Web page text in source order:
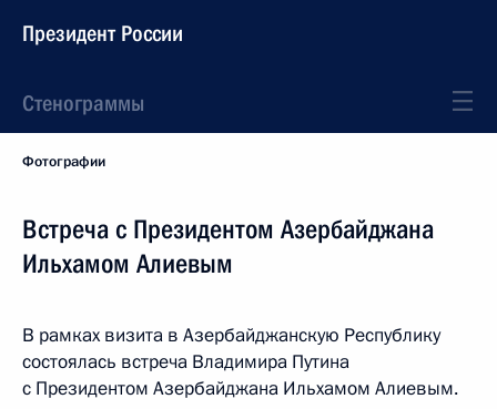
Президент России
Стенограммы
Фотографии
Встреча с Президентом Азербайджана
Ильхамом Алиевым
В рамках визита в Азербайджанскую Республику
состоялась встреча Владимира Путина
с Президентом Азербайджана Ильхамом Алиевым.